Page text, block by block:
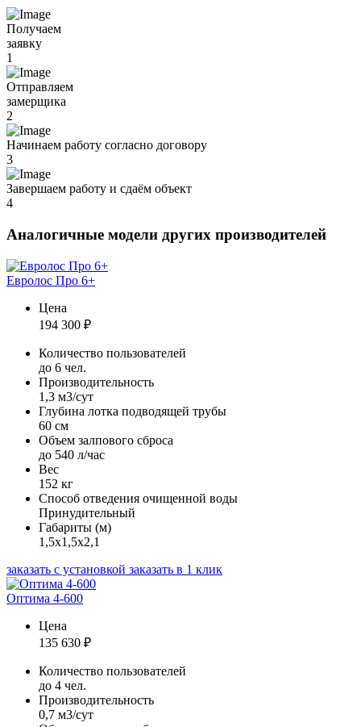
Получаем
заявку
1
Отправляем
замерщика
2
Начинаем работу согласно договору
3
Завершаем работу и сдаём объект
4
Аналогичные модели других производителей
Евролос Про 6+
Цена
194 300 ₽
Количество пользователей
до 6 чел.
Производительность
1,3 м3/сут
Глубина лотка подводящей трубы
60 см
Объем залпового сброса
до 540 л/час
Вес
152 кг
Способ отведения очищенной воды
Принудительный
Габариты (м)
1,5х1,5х2,1
заказать с установкой заказать в 1 клик
Оптима 4-600
Цена
135 630 ₽
Количество пользователей
до 4 чел.
Производительность
0,7 м3/сут